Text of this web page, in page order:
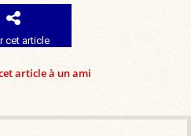
cet article
article à un ami